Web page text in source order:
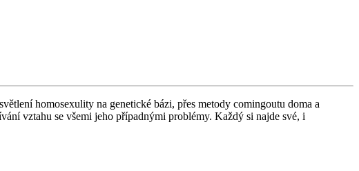
homosexulity na genetické bázi, přes metody comingoutu doma a
vztahu se všemi jeho případnými problémy. Každý si najde své, i